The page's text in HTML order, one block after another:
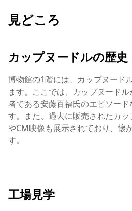
見どころ
カップヌードルの歴史
博物館の1階には、カップヌード
ます。ここでは、カップヌード
者である安藤百福氏のエピソード
す。また、過去に販売されたカ
やCM映像も展示されており、懐
す。
工場見学